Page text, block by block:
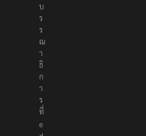
บ
ร
ร
ณ
า
ธิ
ก
า
ร
ที่
e